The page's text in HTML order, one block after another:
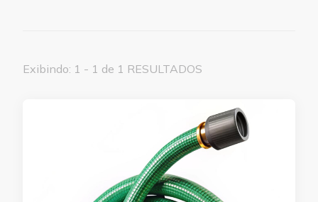
Exibindo: 1 - 1 de 1 RESULTADOS